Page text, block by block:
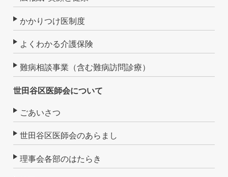
かかりつけ医制度
よくわかる介護保険
難病相談事業（含む難病訪問診療）
世田谷区医師会について
ごあいさつ
世田谷区医師会のあらまし
理事会各部のはたらき